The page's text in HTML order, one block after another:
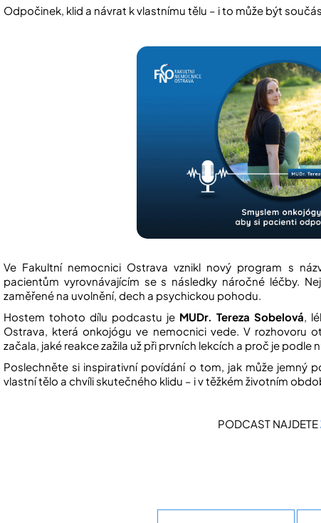
Odpočinek, klid a návrat k vlastnímu tělu – i to může být
Ve Fakultní nemocnici Ostrava vznikl nový program s
pacientům vyrovnávajícím se s následky náročné léčby.
zaměřené na uvolnění, dech a psychickou pohodu.
Hostem tohoto dílu podcastu je MUDr. Tereza Sobelová,
Ostrava, která onkojógu ve nemocnici vede. V rozhovoru
začala, jaké reakce zažila už při prvních lekcích a proč je podle
Poslechněte si inspirativní povídání o tom, jak může jemný
vlastní tělo a chvíli skutečného klidu – i v těžkém životním
PODCAST NAJDETE